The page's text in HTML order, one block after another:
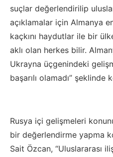
suçlar değerlendirilip
açıklamalar için Almanya
kaçkını haydutlar ile bir
aklı olan herkes bilir.
Ukrayna üçgenindeki
başarılı olamadı” şeklinde
Rusya içi gelişmeleri
bir değerlendirme yapma
Sait Özcan, “Uluslararası